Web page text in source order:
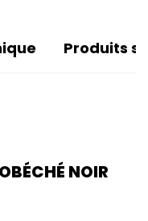
Produits
NOIR